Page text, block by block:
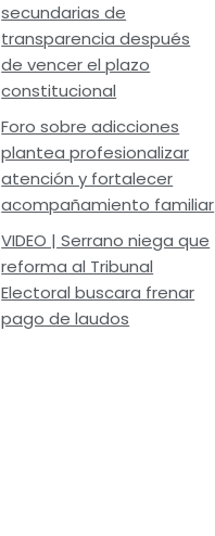
secundarias de
transparencia después
de vencer el plazo
constitucional
Foro sobre adicciones
plantea profesionalizar
atención y fortalecer
acompañamiento familiar
VIDEO | Serrano niega que
reforma al Tribunal
Electoral buscara frenar
pago de laudos